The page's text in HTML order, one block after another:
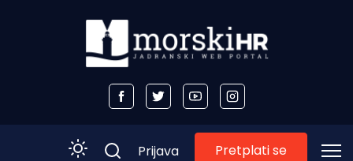
Prijava Pretplati se